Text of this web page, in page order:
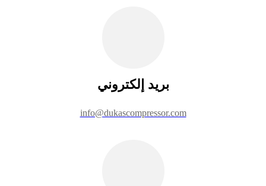
بريد إلكتروني
info@dukascompressor.com